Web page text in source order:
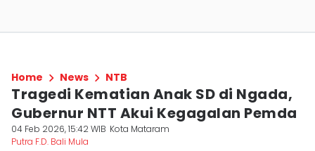
Home News NTB
Tragedi Kematian Anak SD di Ngada,
Gubernur NTT Akui Kegagalan Pemda
04 Feb 2026, 15:42 WIB Kota Mataram
Putra F.D. Bali Mula